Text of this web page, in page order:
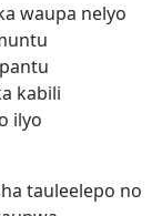
waupa nelyo
kabili
ilyo
tauleelepo no